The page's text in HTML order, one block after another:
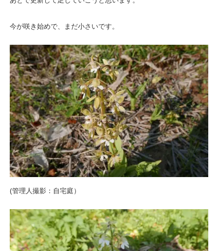
今が咲き始めで、まだ小さいです。
(管理人撮影：自宅庭）